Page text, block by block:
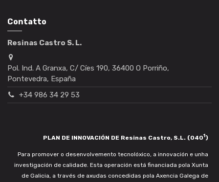
Contatto
Resinas Castro S. L.
Pol. Ind. A Granxa, C/ Cíes 190, 36400 O Porriño,
Pontevedra, España
+34 986 34 29 53
PLAN DE INNOVACIÓN DE Resinas Castro, S.L. (0401)
Para promover o desenvolvemento tecnolóxico, a innovación e unha
investigación de calidade. Esta operación está financiada pola Xunta
de Galicia, a través de axudas concedidas pola Axencia Galega de